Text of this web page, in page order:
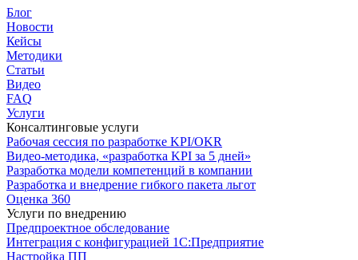
Блог
Новости
Кейсы
Методики
Статьи
Видео
FAQ
Услуги
Консалтинговые услуги
Рабочая сессия по разработке KPI/OKR
Видео-методика, «разработка KPI за 5 дней»
Разработка модели компетенций в компании
Разработка и внедрение гибкого пакета льгот
Оценка 360
Услуги по внедрению
Предпроектное обследование
Интеграция с конфигурацией 1С:Предприятие
Настройка ПП